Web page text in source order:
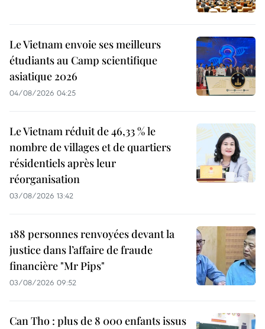
Le Vietnam envoie ses meilleurs
étudiants au Camp scientifique
asiatique 2026
04/08/2026 04:25
Le Vietnam réduit de 46,33 % le
nombre de villages et de quartiers
résidentiels après leur
réorganisation
03/08/2026 13:42
188 personnes renvoyées devant la
justice dans l’affaire de fraude
financière "Mr Pips"
03/08/2026 09:52
Can Tho : plus de 8 000 enfants issus